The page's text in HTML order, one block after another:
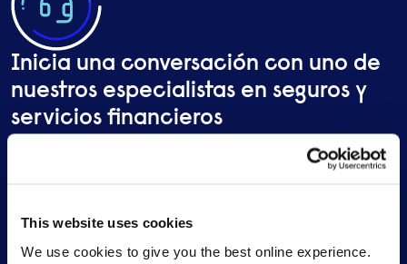
This website uses cookies
We use cookies to give you the best online experience.
Inicia una conversación con uno de
nuestros especialistas en seguros y
servicios financieros
Envíanos un breve resumen de tus necesidades y te
requerimiento.